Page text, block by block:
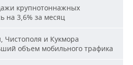
крупнотоннажных
на 3,6% за месяц
Чистополя и Кукмора
объем мобильного трафика